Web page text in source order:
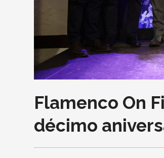
Flamenco On
décimo